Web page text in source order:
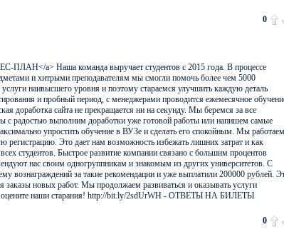
0
ПЛАН</a> Наша команда выручает студентов с 2015 года. В процессе
и хитрыми преподавателям мы смогли помочь более чем 5000
наивысшего уровня и поэтому стараемся улучшить каждую деталь
и пробный период, с менеджерами проводится ежемесячное
доработка сайта не прекращается ни на секунду. Мы беремся за все
с радостью выполним доработки уже готовой работы или напишем самые
упростить обучение в ВУЗе и сделать его спокойным. Мы работаем
регистрацию. Это дает нам возможность избежать лишних затрат и как
студентов. Быстрое развитие компании связано с большим процентов
нас своим одногруппникам и знакомым из других университетов. С
вознаграждений за такие рекомендации и уже выплатили 200000 рублей.
заказы новых работ. Мы продолжаем развиваться и оказывать услуги
оцените наши старания! http://bit.ly/2sdUrWH - ОТВЕТЫ НА БИЛЕТЫ
0